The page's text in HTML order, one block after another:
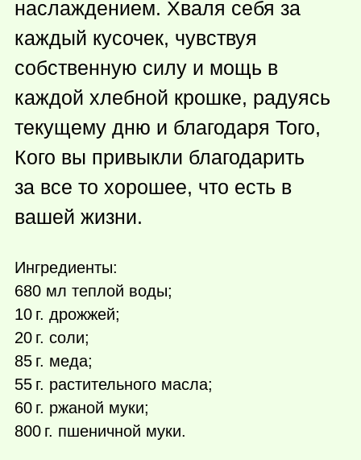
наслаждением. Хваля себя за
каждый кусочек, чувствуя
собственную силу и мощь в
каждой хлебной крошке, радуясь
текущему дню и благодаря Того,
Кого вы привыкли благодарить
за все то хорошее, что есть в
вашей жизни.
Ингредиенты:
680 мл теплой воды;
10 г. дрожжей;
20 г. соли;
85 г. меда;
55 г. растительного масла;
60 г. ржаной муки;
800 г. пшеничной муки.